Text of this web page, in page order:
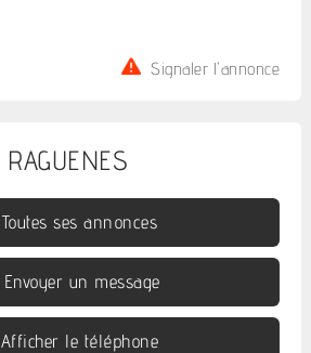
Signaler l'annonce
RAGUENES
Toutes ses annonces
Envoyer un message
Afficher le téléphone